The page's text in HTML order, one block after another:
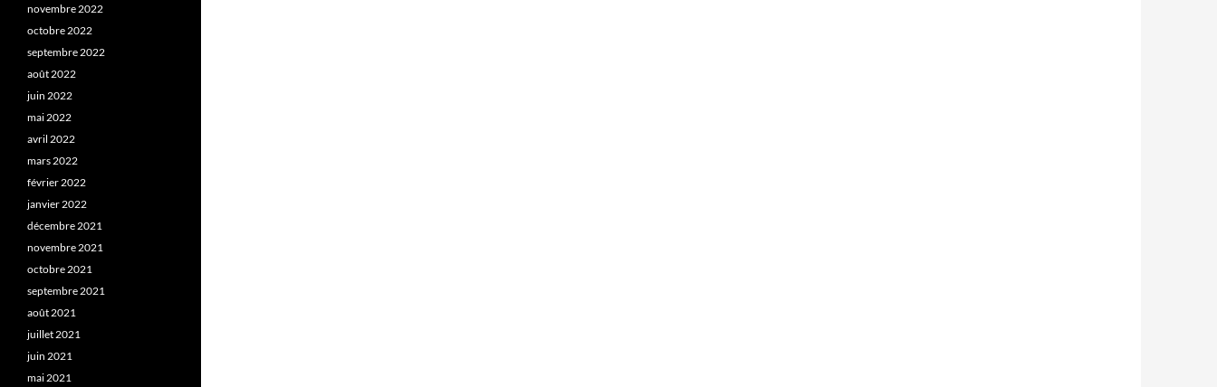
novembre 2022
octobre 2022
septembre 2022
août 2022
juin 2022
mai 2022
avril 2022
mars 2022
février 2022
janvier 2022
décembre 2021
novembre 2021
octobre 2021
septembre 2021
août 2021
juillet 2021
juin 2021
mai 2021